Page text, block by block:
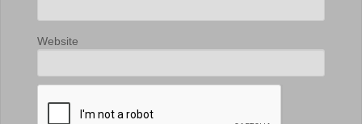
Website